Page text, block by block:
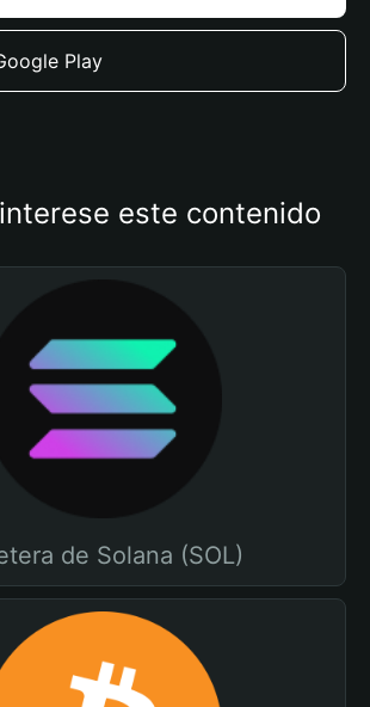
Play
este contenido
de Solana (SOL)